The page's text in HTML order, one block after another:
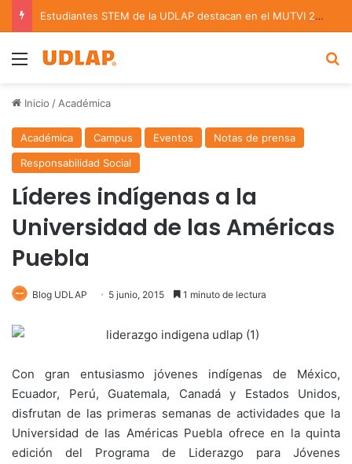
Estudiantes STEM de la UDLAP destacan en el MUTVI 2026
Menu
Inicio / Académica
Académica Campus Eventos
Notas de prensa
Responsabilidad Social
Líderes indígenas a la
Universidad de las Américas
Puebla
Blog UDLAP 5 junio, 2015 1 minuto de lectura
Con gran entusiasmo jóvenes indígenas de México,
Ecuador, Perú, Guatemala, Canadá y Estados Unidos,
disfrutan de las primeras semanas de actividades que la
Universidad de las Américas Puebla ofrece en la quinta
edición del Programa de Liderazgo para Jóvenes